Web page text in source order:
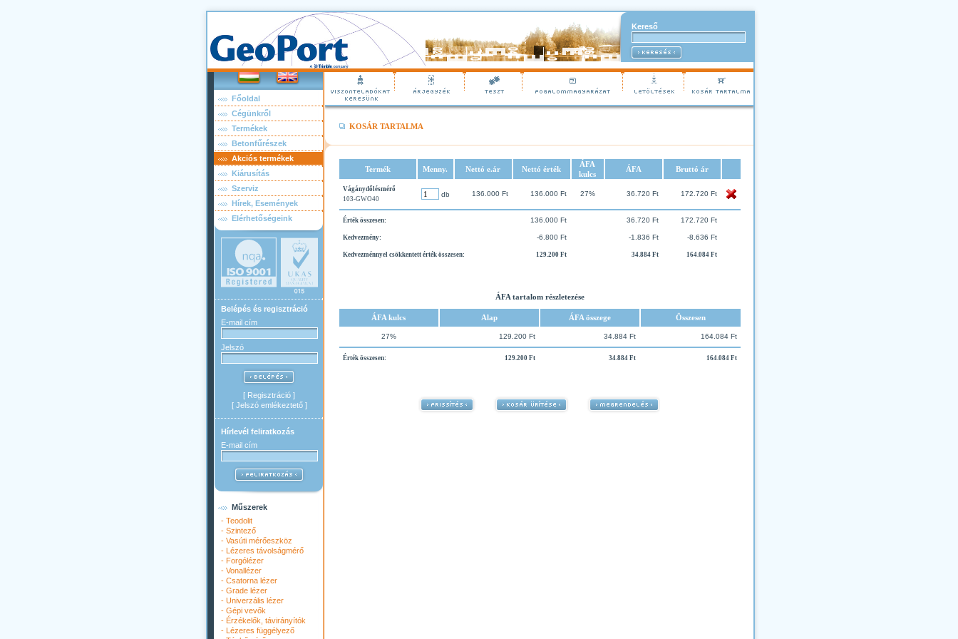
Kereső
Főoldal
Cégünkről
Termékek
Betonfűrészek
Akciós termékek
Kiárusítás
Szerviz
Hírek, Események
Elérhetőségeink
Belépés és regisztráció
E-mail cím
Jelszó
[ Regisztráció ]
[ Jelszó emlékeztető]
Hírlevél feliratkozás
E-mail cím
Műszerek
- Teodolit
- Szintező
- Vasúti mérőeszköz
- Lézeres távolságmérő
- Forgólézer
- Vonallézer
- Csatorna lézer
- Grade lézer
- Univerzális lézer
- Gépi vevők
- Érzékelők, távirányítók
- Lézeres függélyező
KOSÁR TARTALMA
Termék Menny. Nettó e.ár Nettó érték
ÁFA
kulcs
ÁFA Bruttó ár
Vágánydőlésmérő
103-GWO40
db 136.000 Ft 136.000 Ft 27% 36.720 Ft 172.720 Ft
Érték összesen: 136.000 Ft 36.720 Ft 172.720 Ft
Kedvezmény: -6.800 Ft -1.836 Ft -8.636 Ft
Kedvezménnyel csökkentett érték összesen: 129.200 Ft 34.884 Ft 164.084 Ft
ÁFA tartalom részletezése
ÁFA kulcs Alap ÁFA összege Összesen
27% 129.200 Ft 34.884 Ft 164.084 Ft
Érték összesen: 129.200 Ft 34.884 Ft 164.084 Ft